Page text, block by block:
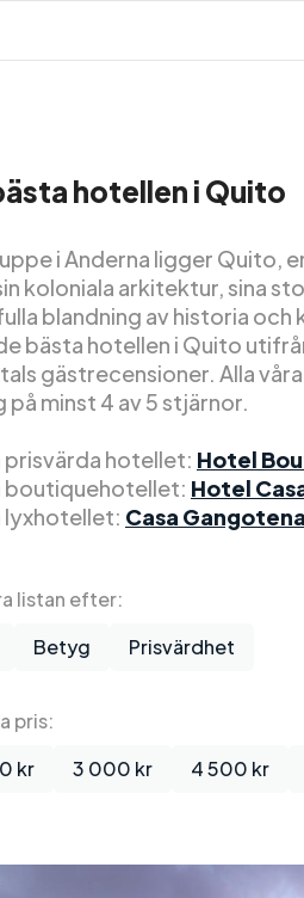
hotellen i Quito
i Anderna ligger Quito,
koloniala arkitektur, sina
blandning av historia och
bästa hotellen i Quito
gästrecensioner. Alla
minst 4 av 5 stjärnor.
prisvärda hotellet: Hotel
boutiquehotellet: Hotel
lyxhotellet: Casa Gangotena
listan efter:
Betyg Prisvärdhet
pris:
kr
3 000 kr 4 500 kr